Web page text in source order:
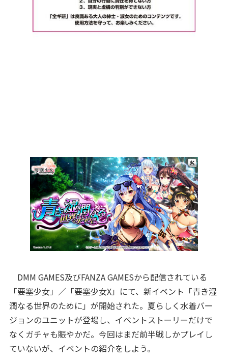
DMM GAMES及びFANZA GAMESから配信されている
「要塞少女」／「要塞少女X」にて、新イベント「青き湿
潤なる世界のために」が開始された。夏らしく水着バー
ジョンのユニットが登場し、イベントストーリーだけで
なくガチャも賑やかだ。今回はまだ前半戦しかプレイし
ていないが、イベントの紹介をしよう。